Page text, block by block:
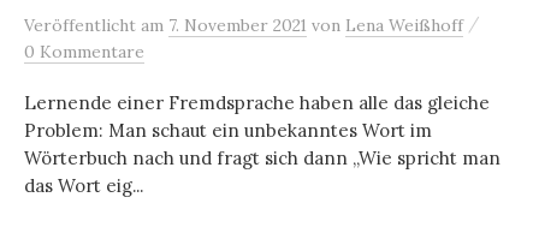
Veröffentlicht am 7. November 2021 von Lena Weißhoff /
0 Kommentare
Lernende einer Fremdsprache haben alle das gleiche
Problem: Man schaut ein unbekanntes Wort im
Wörterbuch nach und fragt sich dann „Wie spricht man
das Wort eig...